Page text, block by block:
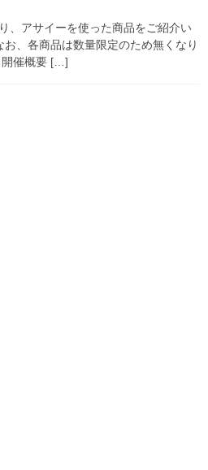
、アサイーを使った商品をご紹介い
、各商品は数量限定のため無くなり
開催概要 […]